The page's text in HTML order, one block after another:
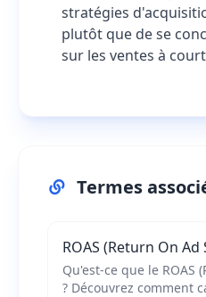
stratégies
plutôt que de se
sur les ventes à
Termes
ROAS (Return On Ad
Qu'est-ce que le ROAS
? Découvrez comment